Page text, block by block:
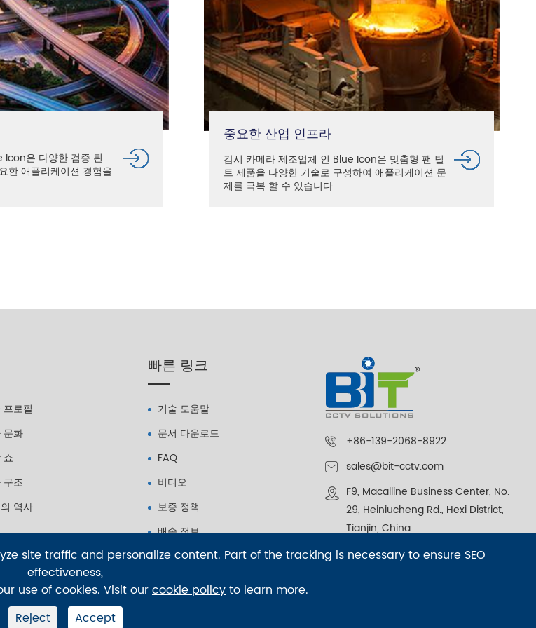
Icon은 다양한 검증 된
한 애플리케이션 경험을
중요한 산업 인프라
감시 카메라 제조업체 인 Blue Icon은 맞춤형 팬 틸
트 제품을 다양한 기술로 구성하여 애플리케이션 문
제를 극복 할 수 있습니다.
프로필
문화
쇼
구조
역사
빠른 링크
기술 도움말
문서 다운로드
FAQ
비디오
보증 정책
배송 정보
+86-139-2068-8922
sales@bit-cctv.com
F9, Macalline Business Center, No.
29, Heiniucheng Rd., Hexi District,
Tianjin, China
site traffic and personalize content. Part of the tracking is necessary to ensure SEO
effectiveness,
use of cookies. Visit ourcookie policyto learn more.
Reject
Accept